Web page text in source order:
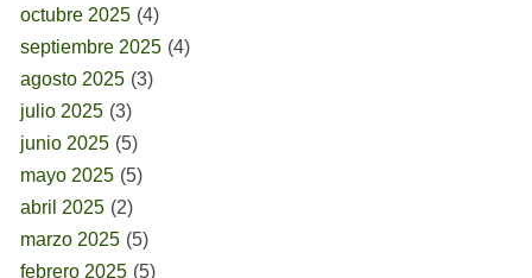
octubre 2025 (4)
septiembre 2025 (4)
agosto 2025 (3)
julio 2025 (3)
junio 2025 (5)
mayo 2025 (5)
abril 2025 (2)
marzo 2025 (5)
febrero 2025 (5)